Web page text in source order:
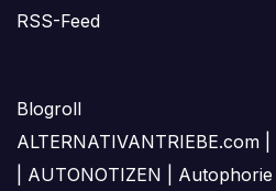
RSS-Feed
Blogroll
ALTERNATIVANTRIEBE.com
AUTONOTIZEN Autophorie